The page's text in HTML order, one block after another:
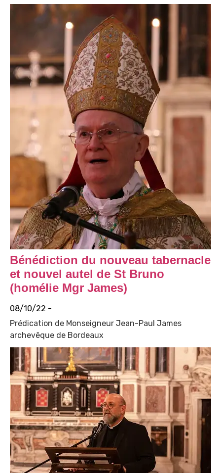
Bénédiction du nouveau tabernacle
et nouvel autel de St Bruno
(homélie Mgr James)
08/10/22 -
Prédication de Monseigneur Jean-Paul James
archevêque de Bordeaux